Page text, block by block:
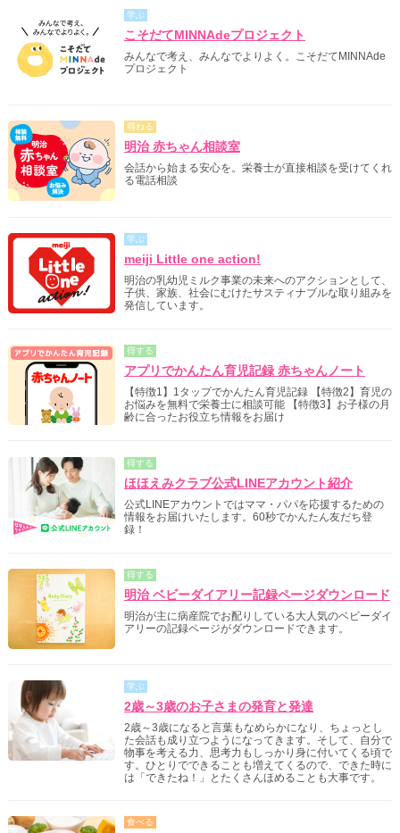
学ぶ
こそだてMINNAdeプロジェクト
みんなで考え、みんなでよりよく。こそだてMINNAde
プロジェクト
尋ねる
明治 赤ちゃん相談室
会話から始まる安心を。栄養士が直接相談を受けてくれ
る電話相談
学ぶ
meiji Little one action!
明治の乳幼児ミルク事業の未来へのアクションとして、
子供、家族、社会にむけたサスティナブルな取り組みを
発信しています。
得する
アプリでかんたん育児記録 赤ちゃんノート
【特徴1】1タップでかんたん育児記録 【特徴2】育児の
お悩みを無料で栄養士に相談可能 【特徴3】お子様の月
齢に合ったお役立ち情報をお届け
得する
ほほえみクラブ公式LINEアカウント紹介
公式LINEアカウントではママ・パパを応援するための
情報をお届けいたします。60秒でかんたん友だち登
録！
得する
明治 ベビーダイアリー記録ページダウンロード
明治が主に病産院でお配りしている大人気のベビーダイ
アリーの記録ページがダウンロードできます。
学ぶ
2歳～3歳のお子さまの発育と発達
2歳～3歳になると言葉もなめらかになり、ちょっとし
た会話も成り立つようになってきます。そして、自分で
物事を考える力、思考力もしっかり身に付いてくる頃で
す。ひとりでできることも増えてくるので、できた時に
は「できたね！」とたくさんほめることも大事です。
食べる